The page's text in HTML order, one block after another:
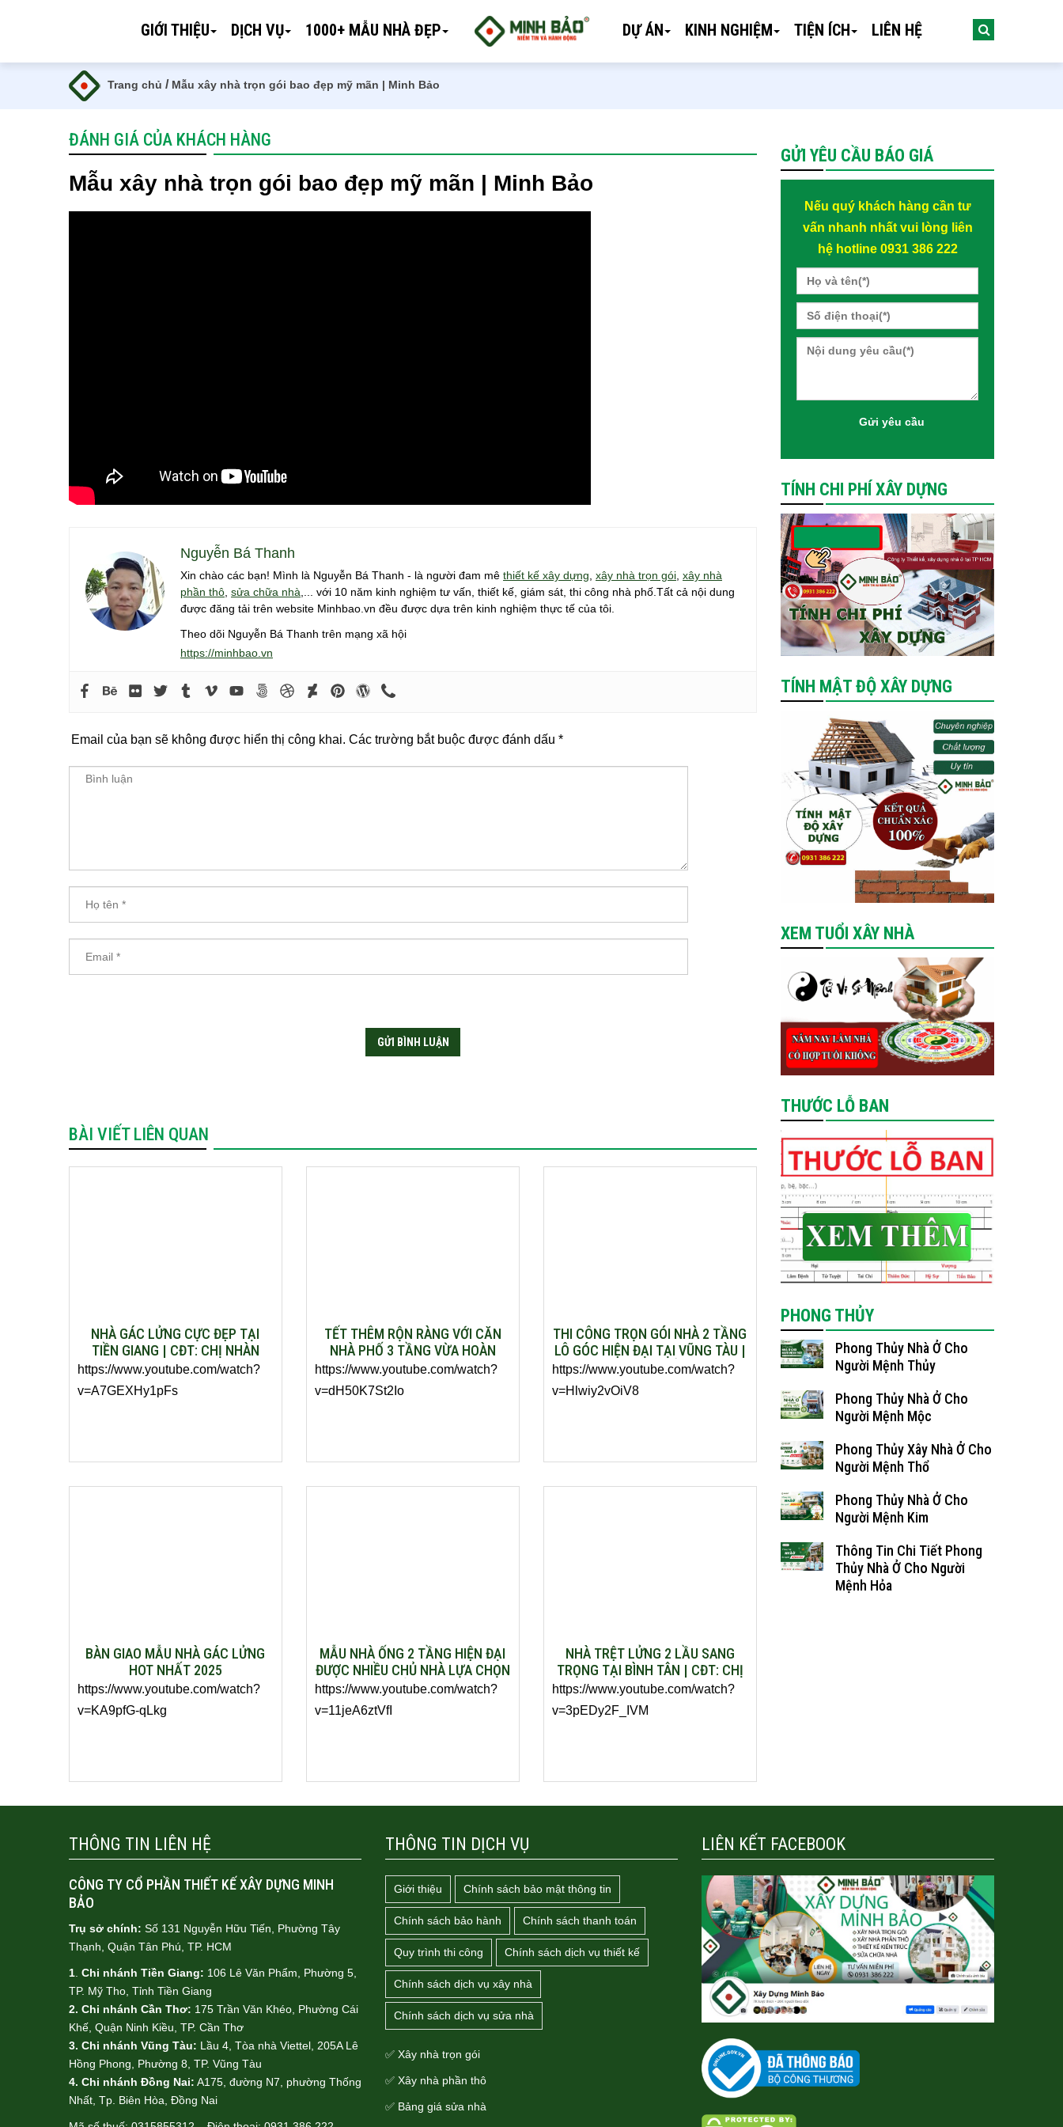
GIỚI THIỆU DỊCH VỤ 1000+ MẪU NHÀ ĐẸP DỰ ÁN KINH NGHIỆM TIỆN ÍCH LIÊN HỆ
Trang chủ / Mẫu xây nhà trọn gói bao đẹp mỹ mãn | Minh Bảo
ĐÁNH GIÁ CỦA KHÁCH HÀNG
Mẫu xây nhà trọn gói bao đẹp mỹ mãn | Minh Bảo
Nguyễn Bá Thanh
Xin chào các bạn! Mình là Nguyễn Bá Thanh - là người đam mê thiết kế xây dựng xây nhà trọn gói xây nhà
phần thô sửa chữa nhà ,... với 10 năm kinh nghiệm tư vấn, thiết kế, giám sát, thi công nhà phố.Tất cả nội dung
được đăng tải trên website Minhbao.vn đều được dựa trên kinh nghiệm thực tế của tôi.
Theo dõi Nguyễn Bá Thanh trên mạng xã hội
https://minhbao.vn
Email của bạn sẽ không được hiển thị công khai. Các trường bắt buộc được đánh dấu *
BÀI VIẾT LIÊN QUAN
NHÀ GÁC LỬNG CỰC ĐẸP TẠI
TIỀN GIANG | CĐT: CHỊ NHÀN
https://www.youtube.com/watch?
v=A7GEXHy1pFs
TẾT THÊM RỘN RÀNG VỚI CĂN
NHÀ PHỐ 3 TẦNG VỪA HOÀN
THIỆN
https://www.youtube.com/watch?
v=dH50K7St2Io
THI CÔNG TRỌN GÓI NHÀ 2 TẦNG
LÔ GÓC HIỆN ĐẠI TẠI VŨNG TÀU |
CĐT: CHỊ HIỀN
https://www.youtube.com/watch?
v=Hlwiy2vOiV8
BÀN GIAO MẪU NHÀ GÁC LỬNG
HOT NHẤT 2025
https://www.youtube.com/watch?
v=KA9pfG-qLkg
MẪU NHÀ ỐNG 2 TẦNG HIỆN ĐẠI
ĐƯỢC NHIỀU CHỦ NHÀ LỰA CHỌN
NHẤT NĂM
https://www.youtube.com/watch?
v=11jeA6ztVfI
NHÀ TRỆT LỬNG 2 LẦU SANG
TRỌNG TẠI BÌNH TÂN | CĐT: CHỊ
TRINH
https://www.youtube.com/watch?
v=3pEDy2F_IVM
GỬI YÊU CẦU BÁO GIÁ
Nếu quý khách hàng cần tư
vấn nhanh nhất vui lòng liên
hệ hotline 0931 386 222
TÍNH CHI PHÍ XÂY DỰNG
TÍNH MẬT ĐỘ XÂY DỰNG
XEM TUỔI XÂY NHÀ
THƯỚC LỖ BAN
PHONG THỦY
Phong Thủy Nhà Ở Cho
Người Mệnh Thủy
Phong Thủy Nhà Ở Cho
Người Mệnh Mộc
Phong Thủy Xây Nhà Ở Cho
Người Mệnh Thổ
Phong Thủy Nhà Ở Cho
Người Mệnh Kim
Thông Tin Chi Tiết Phong
Thủy Nhà Ở Cho Người
Mệnh Hỏa
THÔNG TIN LIÊN HỆ
CÔNG TY CỔ PHẦN THIẾT KẾ XÂY DỰNG MINH
BẢO
Trụ sở chính: Số 131 Nguyễn Hữu Tiến, Phường Tây
Thạnh, Quận Tân Phú, TP. HCM
1 Chi nhánh Tiền Giang: 106 Lê Văn Phẩm, Phường 5,
TP. Mỹ Tho, Tỉnh Tiền Giang
2. Chi nhánh Cần Thơ: 175 Trần Văn Khéo, Phường Cái
Khế, Quận Ninh Kiều, TP. Cần Thơ
3. Chi nhánh Vũng Tàu: Lầu 4, Tòa nhà Viettel, 205A Lê
Hồng Phong, Phường 8, TP. Vũng Tàu
4. Chi nhánh Đồng Nai: A175, đường N7, phường Thống
Nhất, Tp. Biên Hòa, Đồng Nai
THÔNG TIN DỊCH VỤ
Giới thiệu Chính sách bảo mật thông tin
Chính sách bảo hành Chính sách thanh toán
Quy trình thi công Chính sách dịch vụ thiết kế
Chính sách dịch vụ xây nhà
Chính sách dịch vụ sửa nhà
✅ Xây nhà trọn gói
✅ Xây nhà phần thô
✅ Bảng giá sửa nhà
LIÊN KẾT FACEBOOK